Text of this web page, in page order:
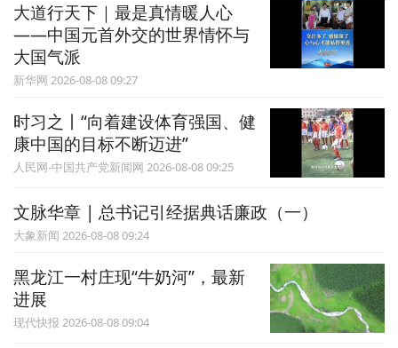
大道行天下｜最是真情暖人心
——中国元首外交的世界情怀与
大国气派
新华网 2026-08-08 09:27
时习之丨“向着建设体育强国、健
康中国的目标不断迈进”
人民网-中国共产党新闻网 2026-08-08 09:25
文脉华章 | 总书记引经据典话廉政（一）
大象新闻 2026-08-08 09:24
黑龙江一村庄现“牛奶河”，最新
进展
现代快报 2026-08-08 09:04